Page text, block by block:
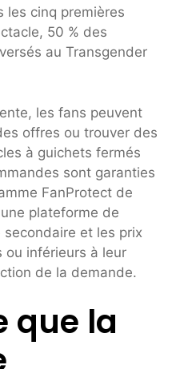
les cinq premières
50 % des
au Transgender
les fans peuvent
offres ou trouver des
à guichets fermés
sont garanties
FanProtect de
plateforme de
et les prix
ou inférieurs à leur
de la demande.
que la